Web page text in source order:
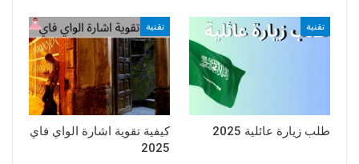
تقنية
طلب زيارة عائلية 2025
تقنية
كيفية تقوية اشارة الواي فاي
2025